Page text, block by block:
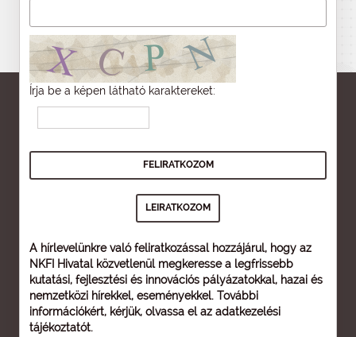
Írja be a képen látható karaktereket:
A hírlevelünkre való feliratkozással hozzájárul, hogy az
NKFI Hivatal közvetlenül megkeresse a legfrissebb
kutatási, fejlesztési és innovációs pályázatokkal, hazai és
nemzetközi hírekkel, eseményekkel. További
információkért, kérjük, olvassa el az adatkezelési
tájékoztatót.